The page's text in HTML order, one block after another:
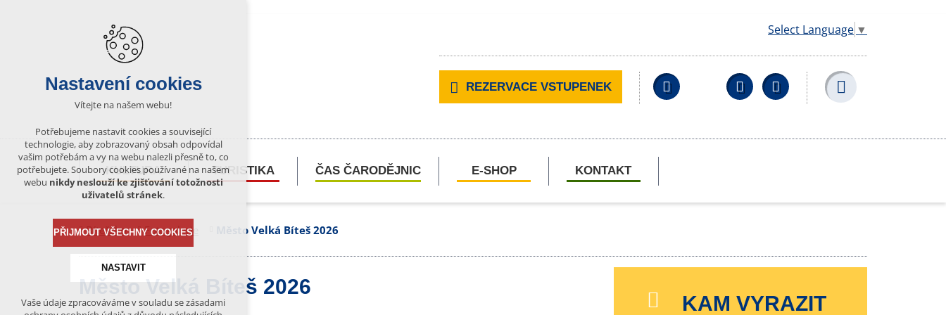
Select Language ▼
REZERVACE VSTUPENEK Facebook YouTubeWikipedia
KULTURA TURISTIKA ČAS ČARODĚJNIC E-SHOP KONTAKT
Bítešsko Fotogalerie Město Velká Bíteš 2026
Město Velká Bíteš 2026
KAM VYRAZIT
Nastavení cookies
Vítejte na našem webu!
Potřebujeme nastavit cookies a související
technologie, aby zobrazovaný obsah odpovídal
vašim potřebám a vy na webu nalezli přesně to, co
potřebujete. Soubory cookies používané na našem
webu nikdy neslouží ke zjišťování totožnosti
uživatelů stránek.
PŘIJMOUT VŠECHNY COOKIES
NASTAVIT
Technická cookies
Vaše údaje zpracováváme v souladu se zásadami